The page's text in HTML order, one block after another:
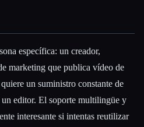
específica: un creador,
marketing que publica vídeo de
un suministro constante de
editor. El soporte multilingüe y
interesante si intentas reutilizar